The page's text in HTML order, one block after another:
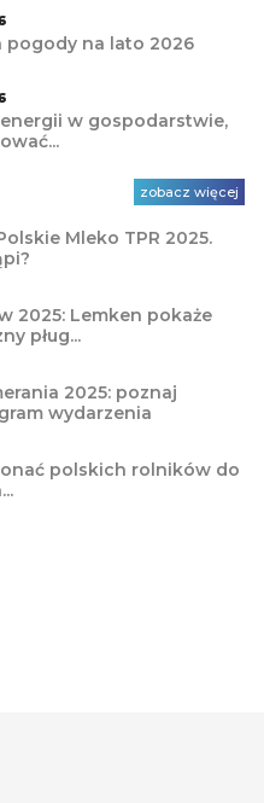
pogody na lato 2026
w gospodarstwie,
zobacz więcej
Mleko TPR 2025.
2025: Lemken pokaże
pług...
2025: poznaj
wydarzenia
polskich rolników do